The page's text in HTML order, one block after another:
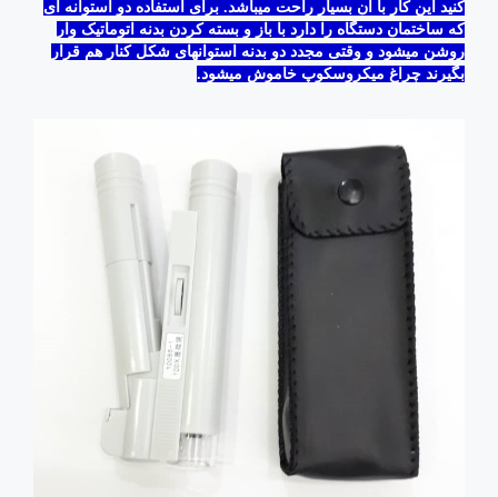
کنید این کار با آن بسیار راحت میباشد. برای استفاده دو استوانه ای
که ساختمان دستگاه را دارد با باز و بسته کردن بدنه اتوماتیک وار
روشن میشود و وقتی مجدد دو بدنه استوانهای شکل کنار هم قرار
بگیرند چراغ میکروسکوپ خاموش میشود.